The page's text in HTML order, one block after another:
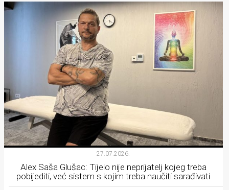
27.07.2026.
Alex Saša Glušac: Tijelo nije neprijatelj kojeg treba
pobijediti, već sistem s kojim treba naučiti sarađivati